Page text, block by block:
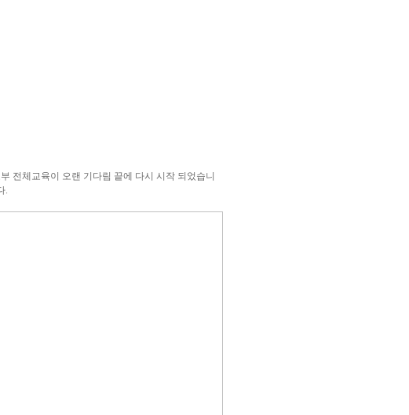
전체교육이 오랜 기다림 끝에 다시 시작 되었습니
.